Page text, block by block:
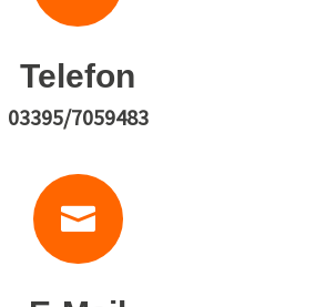
Telefon
03395/7059483
